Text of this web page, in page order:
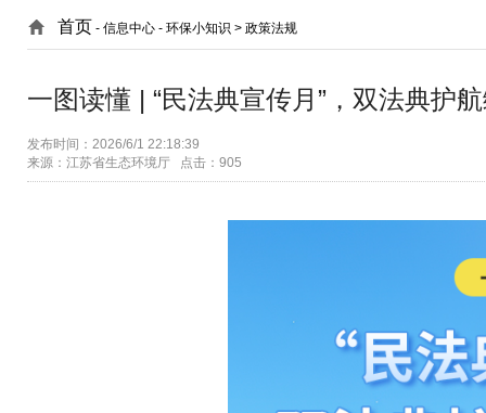
首页 - 信息中心 - 环保小知识 > 政策法规
一图读懂 | “民法典宣传月”，双法典护
发布时间：2026/6/1 22:18:39
来源：江苏省生态环境厅 点击：905